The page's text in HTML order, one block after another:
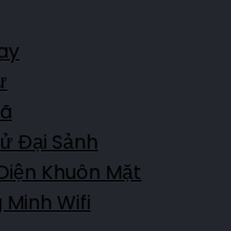
Yên Bái, Việt Nam
Phủ, TP. Điện Biên Phủ
Đại Sảnh
Khuôn Mặt
Wifi